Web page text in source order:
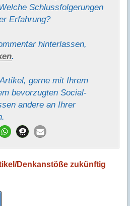
Schlussfolgerungen
Erfahrung?
hinter­lassen,
.
gerne mit Ihrem
bevorzugten Social-
andere an Ihrer
Denkanstöße zukünftig